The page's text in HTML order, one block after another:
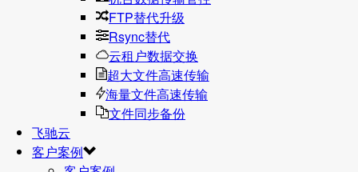
FTP替代升级
Rsync替代
云租户数据交换
超大文件高速传输
海量文件高速传输
文件同步备份
飞驰云
客户案例